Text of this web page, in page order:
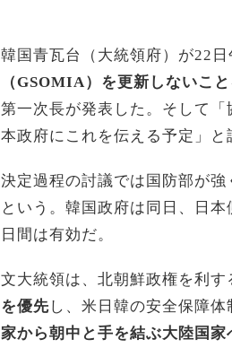
韓国青瓦台（大統領府）が22日
（GSOMIA）を更新しないこ
第一次長が発表した。そして
本政府にこれを伝える予定」と
決定過程の討議では国防部が
という。韓国政府は同日、日
日間は有効だ。
文大統領は、北朝鮮政権を利す
を優先し、米日韓の安全保障体
家から朝中と手を結ぶ大陸国家